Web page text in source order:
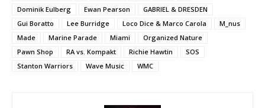
Dominik Eulberg
Ewan Pearson
GABRIEL & DRESDEN
Gui Boratto
Lee Burridge Loco Dice & Marco Carola
M_nus
Made
Marine Parade Miami
Organized Nature
Pawn Shop
RA vs. Kompakt Richie Hawtin
SOS
Stanton Warriors
Wave Music WMC